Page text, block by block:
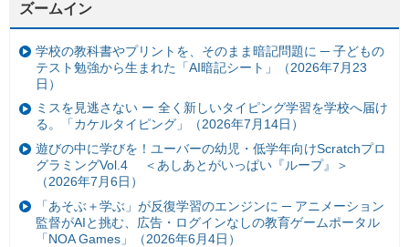
ズームイン
学校の教科書やプリントを、そのまま暗記問題に ─ 子どもの
テスト勉強から生まれた「AI暗記シート」（2026年7月23
日）
ミスを見逃さない ー 全く新しいタイピング学習を学校へ届け
る。「カケルタイピング」（2026年7月14日）
遊びの中に学びを！ユーバーの幼児・低学年向けScratchプロ
グラミングVol.4 ＜あしあとがいっぱい『ループ』＞
（2026年7月6日）
「あそぶ＋学ぶ」が反復学習のエンジンに ─ アニメーション
監督がAIと挑む、広告・ログインなしの教育ゲームポータル
「NOA Games」（2026年6月4日）